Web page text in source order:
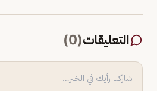
التعليقات(
0
)